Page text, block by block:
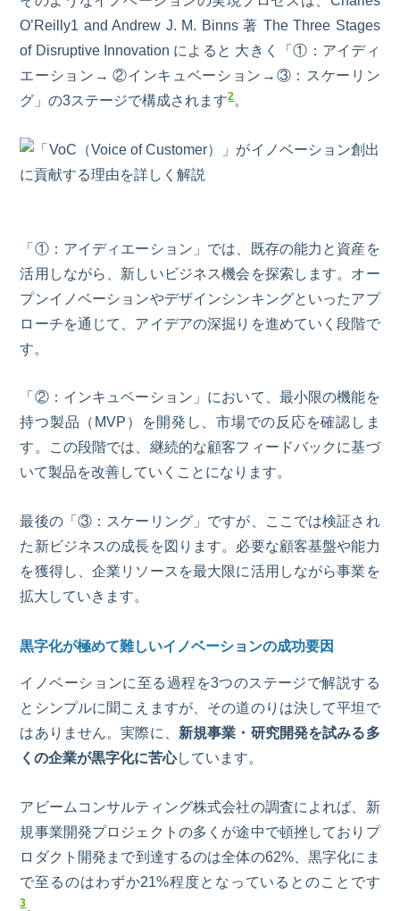
O’Reilly1 and Andrew J. M. Binns 著 The Three Stages
of Disruptive Innovation によると 大きく「①：アイディ
エーション→ ②インキュベーション→③：スケーリン
グ」の3ステージで構成されます2。
「 ①： アイディエーション」では、既存の能力と資産を
活用しながら、新しいビジネス機会を探索します。オー
プンイノベーションやデザインシンキングといったアプ
ローチを通じて、アイデアの深掘りを進めていく段階で
す。
「 ②： インキュベーション」において、最小限の機能を
持つ製品（MVP）を開発し、市場での反応を確認しま
す。この段階では、継続的な顧客フィードバックに基づ
いて製品を改善していくことになります。
最後の「 ③： スケーリング」ですが、ここでは検証され
た新ビジネスの成長を図ります。必要な顧客基盤や能力
を獲得し、企業リソースを最大限に活用しながら事業を
拡大していきます。
黒字化が極めて難しいイノベーションの成功要因
イノベーションに至る過程を3つのステージで解説する
とシンプルに聞こえますが、その道のりは決して平坦で
はありません。実際に、 新規事業・研究開発を試みる多
くの企業が黒字化に苦心しています。
アビームコンサルティング株式会社の調査によれば、新
規事業開発プロジェクトの多くが途中で頓挫しておりプ
ロダクト開発まで到達するのは全体の62%、黒字化にま
で至るのはわずか21%程度となっているとのことです
3。